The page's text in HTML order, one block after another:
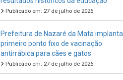
Publicado em: 27 de julho de 2026
Prefeitura de Nazaré da Mata implanta
primeiro ponto fixo de vacinação
antirrábica para cães e gatos
Publicado em: 27 de julho de 2026